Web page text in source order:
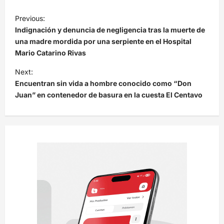
N
a
v
e
g
a
Previous:
Indignación y denuncia de negligencia tras la muerte de
una madre mordida por una serpiente en el Hospital
Mario Catarino Rivas
Next:
Encuentran sin vida a hombre conocido como “Don
Juan” en contenedor de basura en la cuesta El Centavo